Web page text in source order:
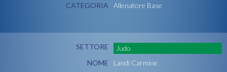
CATEGORIA
Allenatore Base
SETTORE
Judo
NOME
Landi Carmine